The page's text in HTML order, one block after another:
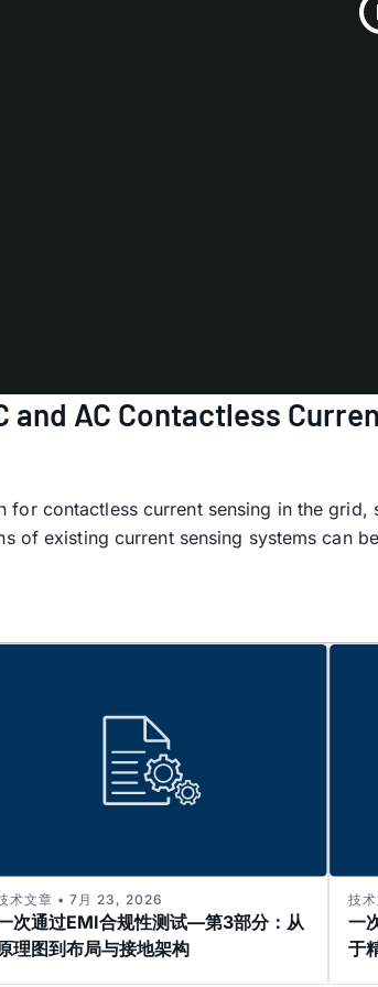
and AC Contactless
for contactless current sensing in the
of existing current sensing systems can
次通过EMI合规性测试—第3部分：从
理图到布局与接地架构
术文章 • 7月 23, 2026
一
于
技